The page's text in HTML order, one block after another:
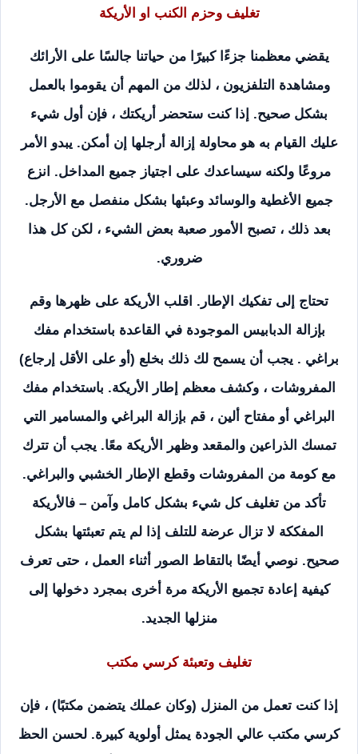
تغليف وحزم الكنب او الأريكة
يقضي معظمنا جزءًا كبيرًا من حياتنا جالسًا على الأرائك
ومشاهدة التلفزيون ، لذلك من المهم أن يقوموا بالعمل
بشكل صحيح. إذا كنت ستحضر أريكتك ، فإن أول شيء
عليك القيام به هو محاولة إزالة أرجلها إن أمكن. يبدو الأمر
مروعًا ولكنه سيساعدك على اجتياز جميع المداخل. انزع
جميع الأغطية والوسائد وعبئها بشكل منفصل مع الأرجل.
بعد ذلك ، تصبح الأمور صعبة بعض الشيء ، لكن كل هذا
ضروري.
تحتاج إلى تفكيك الإطار. اقلب الأريكة على ظهرها وقم
بإزالة الدبابيس الموجودة في القاعدة باستخدام مفك
براغي . يجب أن يسمح لك ذلك بخلع (أو على الأقل إرجاع)
المفروشات ، وكشف معظم إطار الأريكة. باستخدام مفك
البراغي أو مفتاح ألين ، قم بإزالة البراغي والمسامير التي
تمسك الذراعين والمقعد وظهر الأريكة معًا. يجب أن تترك
مع كومة من المفروشات وقطع الإطار الخشبي والبراغي.
تأكد من تغليف كل شيء بشكل كامل وآمن – فالأريكة
المفككة لا تزال عرضة للتلف إذا لم يتم تعبئتها بشكل
صحيح. نوصي أيضًا بالتقاط الصور أثناء العمل ، حتى تعرف
كيفية إعادة تجميع الأريكة مرة أخرى بمجرد دخولها إلى
منزلها الجديد.
تغليف وتعبئة كرسي مكتب
إذا كنت تعمل من المنزل (وكان عملك يتضمن مكتبًا) ، فإن
كرسي مكتب عالي الجودة يمثل أولوية كبيرة. لحسن الحظ